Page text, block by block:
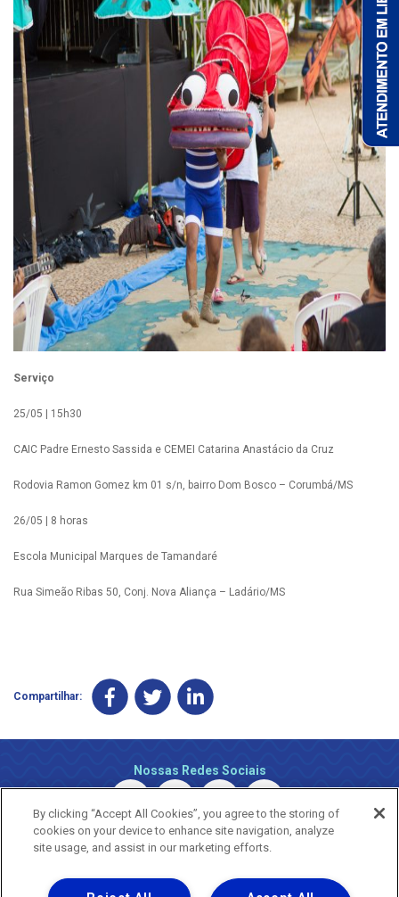
Serviço
25/05 | 15h30
CAIC Padre Ernesto Sassida e CEMEI Catarina Anastácio da Cruz
Rodovia Ramon Gomez km 01 s/n, bairro Dom Bosco – Corumbá/MS
26/05 | 8 horas
Escola Municipal Marques de Tamandaré
Rua Simeão Ribas 50, Conj. Nova Aliança – Ladário/MS
Compartilhar:
Nossas Redes Sociais
By clicking “Accept All Cookies”, you agree to the storing of
cookies on your device to enhance site navigation, analyze
site usage, and assist in our marketing efforts.